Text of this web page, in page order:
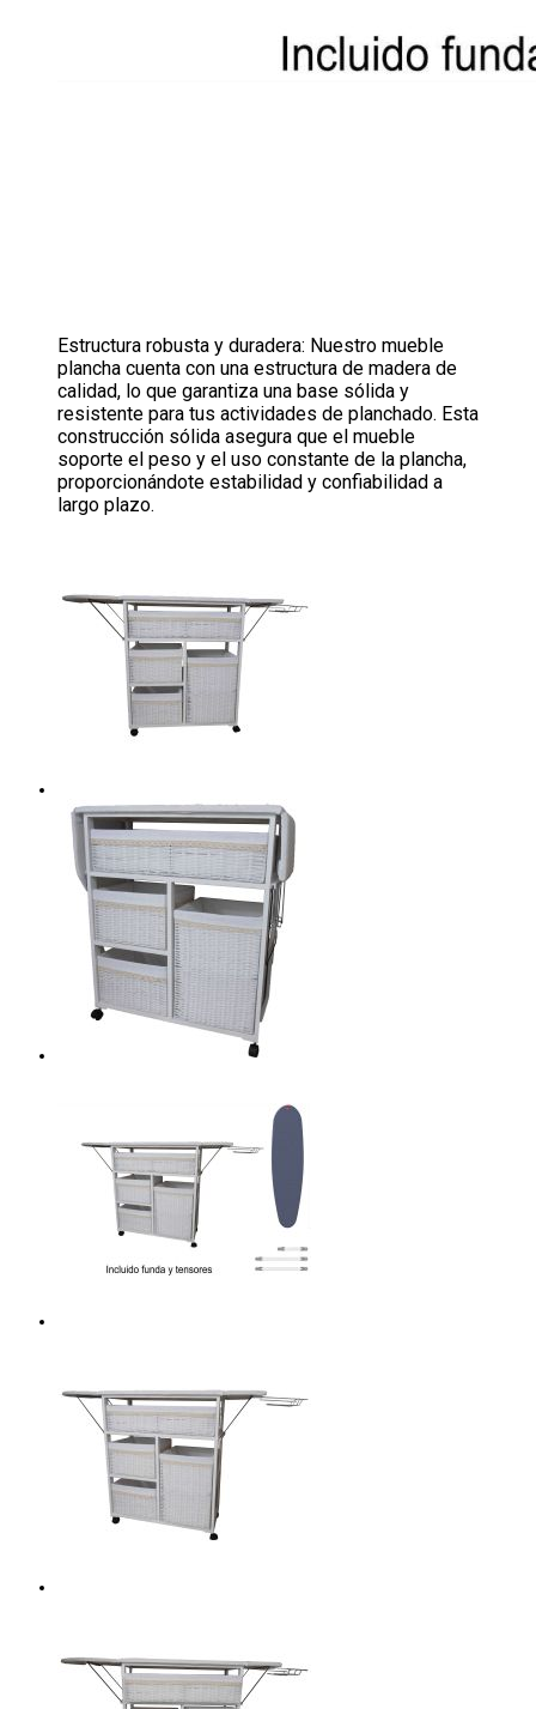
Estructura robusta y duradera: Nuestro mueble
plancha cuenta con una estructura de madera de
calidad, lo que garantiza una base sólida y
resistente para tus actividades de planchado. Esta
construcción sólida asegura que el mueble
soporte el peso y el uso constante de la plancha,
proporcionándote estabilidad y confiabilidad a
largo plazo.